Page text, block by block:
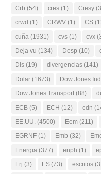
Crb (54) cres (1) Cresy
crwd (1) CRWV (1) CS
cuña (1931) cvs (1) cvx
Deja vu (134) Desp (10)
Dis (19) divergencias (141)
Dolar (1673) Dow Jones
Dow Jones Transport (88)
ECB (5) ECH (12) edn
EE.UU. (4500) Eem (211)
EGRNF (1) Emb (32)
Energia (377) enph (1)
Erj (3) ES (73) escritos